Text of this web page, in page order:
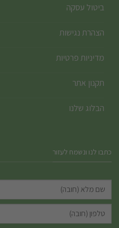
ביטול עסקה
הצהרת נגישות
מדיניות פרטיות
תקנון אתר
הבלוג שלנו
כתבו לנו ונשמח לעזור